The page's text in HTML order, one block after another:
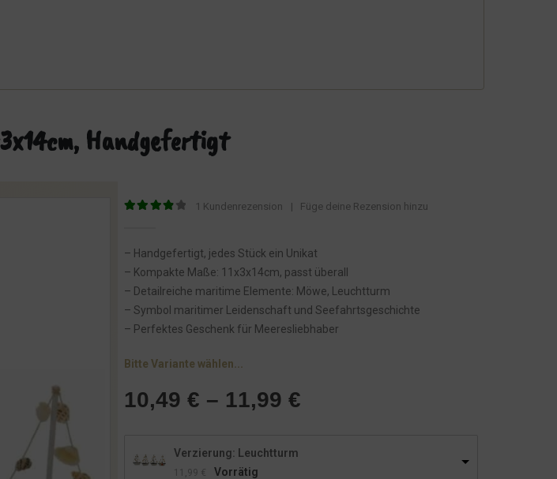
Handgefertigt
1 Kundenrezension | Füge deine Rezension hinzu
– Handgefertigt, jedes Stück ein Unikat
– Kompakte Maße: 11x3x14cm, passt überall
– Detailreiche maritime Elemente: Möwe, Leuchtturm
– Symbol maritimer Leidenschaft und Seefahrtsgeschichte
– Perfektes Geschenk für Meeresliebhaber
Bitte Variante wählen...
10,49 € – 11,99 €
Verzierung: Leuchtturm
11,99 € Vorrätig